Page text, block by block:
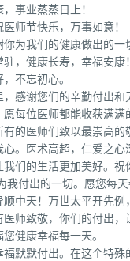
事业蒸蒸日上！
师节快乐，万事如意！
为我们的健康做出的一
，健康长寿，幸福安康！
不忘初心。
感谢您们的辛勤付出和
每位医师都能收获满满
的医师们致以最崇高的
。医术高超，仁爱之心
们的生活更加美好。祝
付出的一切。愿您每
中天！万世太平开先例
师致敬，你们的付出，
健康幸福每一天。
默默付出。在这个特殊